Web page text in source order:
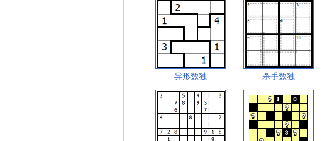
异形数独 杀手数独